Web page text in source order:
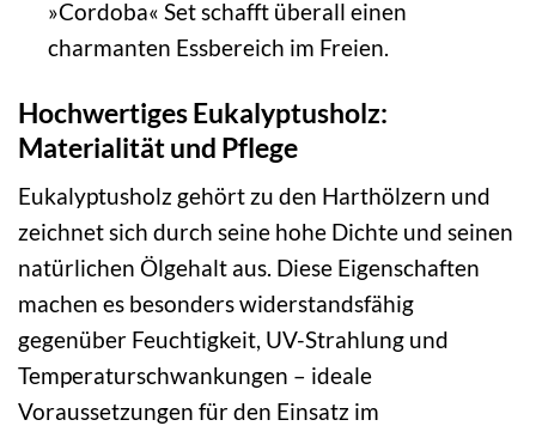
»Cordoba« Set schafft überall einen
charmanten Essbereich im Freien.
Hochwertiges Eukalyptusholz:
Materialität und Pflege
Eukalyptusholz gehört zu den Harthölzern und
zeichnet sich durch seine hohe Dichte und seinen
natürlichen Ölgehalt aus. Diese Eigenschaften
machen es besonders widerstandsfähig
gegenüber Feuchtigkeit, UV-Strahlung und
Temperaturschwankungen – ideale
Voraussetzungen für den Einsatz im